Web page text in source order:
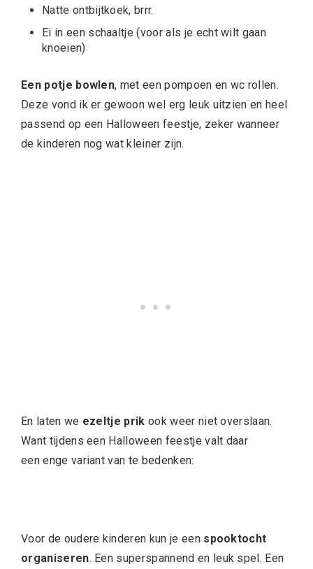
Natte ontbijtkoek, brrr.
Ei in een schaaltje (voor als je echt wilt gaan
knoeien)
Een potje bowlen, met een pompoen en wc rollen.
Deze vond ik er gewoon wel erg leuk uitzien en heel
passend op een Halloween feestje, zeker wanneer
de kinderen nog wat kleiner zijn.
En laten we ezeltje prik ook weer niet overslaan.
Want tijdens een Halloween feestje valt daar
een enge variant van te bedenken:
Voor de oudere kinderen kun je een spooktocht
organiseren. Een superspannend en leuk spel. Een